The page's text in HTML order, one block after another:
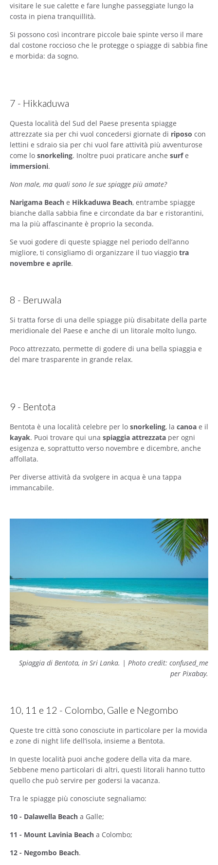
visitare le sue calette e fare lunghe passeggiate lungo la
costa in piena tranquillità.
Si possono così incontrare piccole baie spinte verso il mare
dal costone roccioso che le protegge o spiagge di sabbia fine
e morbida: da sogno.
7 - Hikkaduwa
Questa località del Sud del Paese presenta spiagge
attrezzate sia per chi vuol concedersi giornate di riposo con
lettini e sdraio sia per chi vuol fare attività più avventurose
come lo snorkeling. Inoltre puoi praticare anche surfe
immersioni.
Non male, ma quali sono le sue spiagge più amate?
Narigama Beach e Hikkaduwa Beach, entrambe spiagge
bianche dalla sabbia fine e circondate da bar e ristorantini,
ma la più affascinante è proprio la seconda.
Se vuoi godere di queste spiagge nel periodo dell’anno
migliore, ti consigliamo di organizzare il tuo viaggio tra
novembre e aprile.
8 - Beruwala
Si tratta forse di una delle spiagge più disabitate della parte
meridionale del Paese e anche di un litorale molto lungo.
Poco attrezzato, permette di godere di una bella spiaggia e
del mare trasparente in grande relax.
9 - Bentota
Bentota è una località celebre per lo snorkeling, la canoa e il
kayak. Puoi trovare qui una spiaggia attrezzata per ogni
esigenza e, soprattutto verso novembre e dicembre, anche
affollata.
Per diverse attività da svolgere in acqua è una tappa
immancabile.
Spiaggia di Bentota, in Sri Lanka. | Photo credit: confused_me
per Pixabay.
10, 11 e 12 - Colombo, Galle e Negombo
Queste tre città sono conosciute in particolare per la movida
e zone di night life dell’isola, insieme a Bentota.
In queste località puoi anche godere della vita da mare.
Sebbene meno particolari di altri, questi litorali hanno tutto
quello che può servire per godersi la vacanza.
Tra le spiagge più conosciute segnaliamo:
10 - Dalawella Beach a Galle;
11 - Mount Lavinia Beach a Colombo;
12 - Negombo Beach.